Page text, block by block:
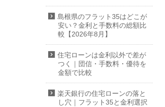
島根県のフラット35はどこが
安い？金利と手数料の総額比
較【2026年8月】
住宅ローンは金利以外で差が
つく｜団信・手数料・優待を
金額で比較
楽天銀行の住宅ローンの落と
し穴｜フラット35と金利選択